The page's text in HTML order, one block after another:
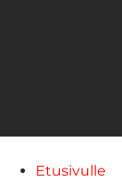
Etusivulle